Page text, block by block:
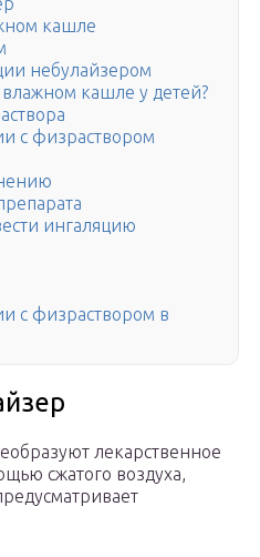
кашле
небулайзером
кашле у детей?
с физраствором
ингаляцию
с физраствором в
лекарственное
сжатого воздуха,